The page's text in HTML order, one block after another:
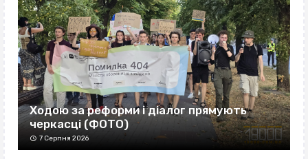
Ходою за реформи і діалог прямують
черкасці (ФОТО)
7 Серпня 2026